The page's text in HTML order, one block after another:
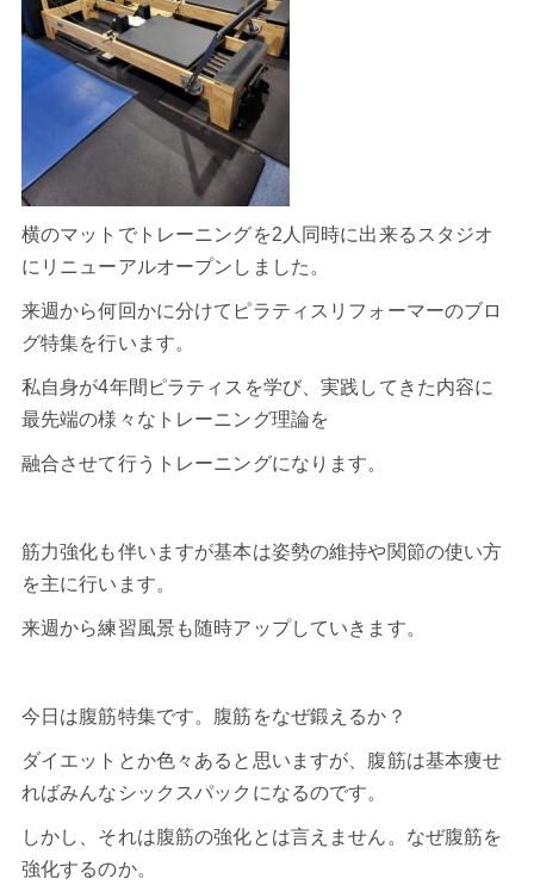
横のマットでトレーニングを2人同時に出来るスタジオ
にリニューアルオープンしました。
来週から何回かに分けて ピラティスリフォーマーのブロ
グ特集を行います。
私自身が4年間ピラティスを学び、実践してきた内容に
最先端の様々なトレーニング理論を
融合させて行うトレーニングになります。
筋力強化も伴いますが基本は姿勢の維持や関節の使い方
を主に行います。
来週から練習風景も随時アップしていきます。
今日は腹筋特集です。腹筋をなぜ鍛えるか？
ダイエットとか色々あると思いますが、腹筋は基本痩せ
ればみんな シックスパック になるのです。
しかし、それは腹筋の強化とは言えません。なぜ腹筋を
強化するのか。